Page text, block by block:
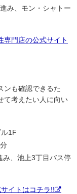
み、モン・シャトー
門店の公式サイト
ンも確認できるた
て考えたい人に向い
1F
み、池上3丁目バス停
イトはコチラ!!